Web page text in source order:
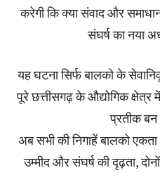
करेगी कि क्या संवाद और
संघर्ष का नया
यह घटना सिर्फ बालको के
पूरे छत्तीसगढ़ के औद्योगिक क्षेत्र
प्रतीक
अब सभी की निगाहें बालको
उम्मीद और संघर्ष की दृढ़ता,